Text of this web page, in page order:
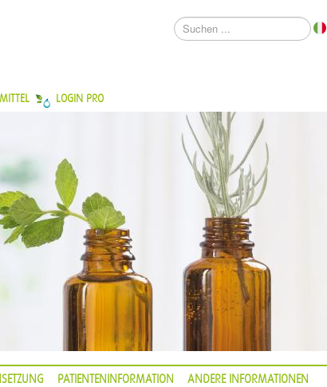
LOGIN PRO
PATIENTENINFORMATION ANDERE INFORMATIONEN